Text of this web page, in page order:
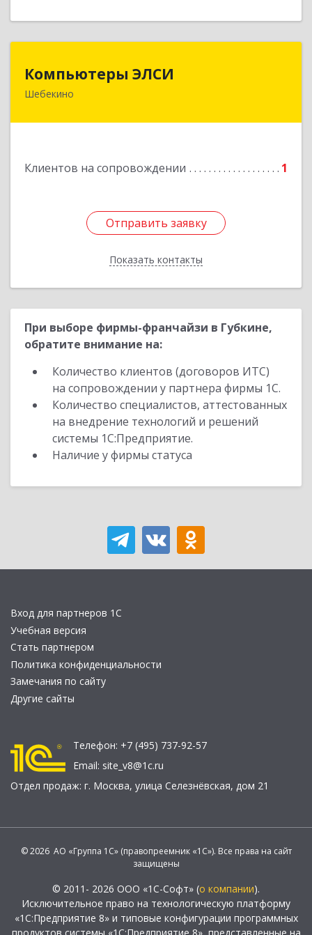
Компьютеры ЭЛСИ
Шебекино
Клиентов на сопровождении 1
Отправить заявку
Показать контакты
Отправить заявку
Назад
При выборе фирмы-франчайзи в Губкине,
обратите внимание на:
Количество клиентов (договоров ИТС)
на сопровождении у партнера фирмы 1С.
Количество специалистов, аттестованных
на внедрение технологий и решений
системы 1С:Предприятие.
Наличие у фирмы статуса
Вход для партнеров 1С
Учебная версия
Стать партнером
Политика конфиденциальности
Замечания по сайту
Другие сайты
Телефон: +7 (495) 737-92-57
Email: site_v8@1c.ru
Отдел продаж: г. Москва, улица Селезнёвская, дом 21
© 2026 АО «Группа 1С» (правопреемник «1С»). Все права на сайт
защищены
© 2011- 2026 ООО «1С-Софт» (о компании).
Исключительное право на технологическую платформу
«1С:Предприятие 8» и типовые конфигурации программных